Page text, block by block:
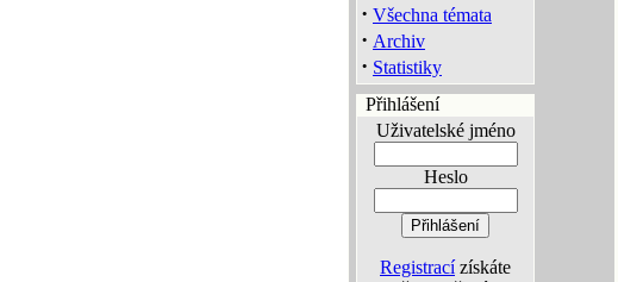
· Všechna témata
· Archiv
· Statistiky
Přihlášení
Uživatelské jméno
Heslo
Registracízískáte